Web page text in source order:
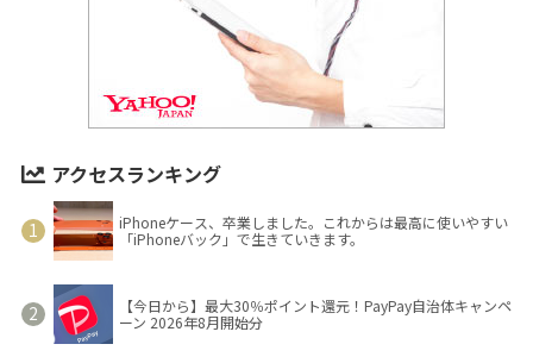
アクセスランキング
iPhoneケース、卒業しました。これからは最高に使いやすい
「iPhoneバック」で生きていきます。
【今日から】最大30％ポイント還元！PayPay自治体キャンペ
ーン 2026年8月開始分